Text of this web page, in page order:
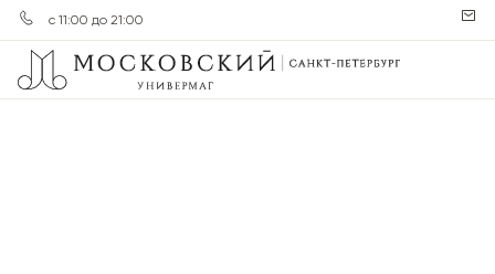
с 11:00 до 21:00